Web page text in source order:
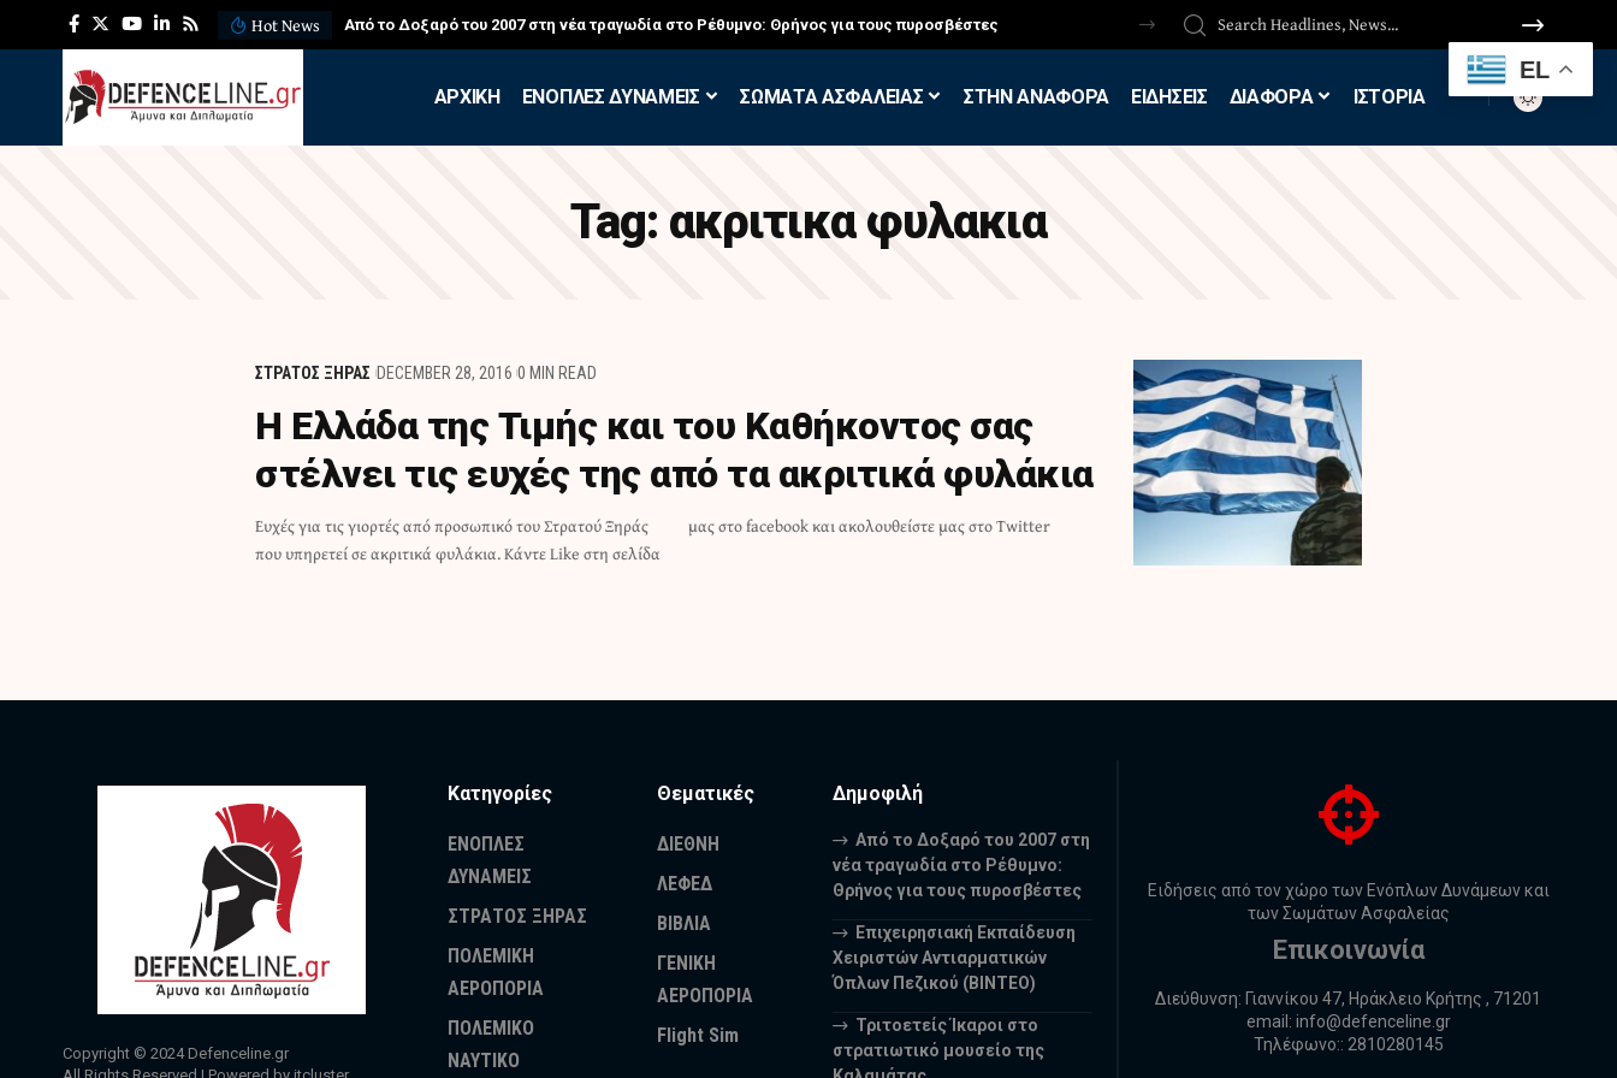
Hot News Από το Δοξαρό του 2007 στη νέα τραγωδία στο Ρέθυμνο: Θρήνος για τους πυροσβέστες
APXIKH ΕΝΟΠΛΕΣ ΔΥΝΑΜΕΙΣ ΣΩΜΑΤΑ ΑΣΦΑΛΕΙΑΣ ΣΤΗΝ ΑΝΑΦΟΡΑ ΕΙΔΗΣΕΙΣ ΔΙΑΦΟΡΑ ΙΣΤΟΡΙΑ
Tag: ακριτικα φυλακια
ΣΤΡΑΤΟΣ ΞΗΡΑΣ DECEMBER 28, 2016 0 MIN READ
Η Ελλάδα της Τιμής και του Καθήκοντος σας
στέλνει τις ευχές της από τα ακριτικά φυλάκια
Ευχές για τις γιορτές από προσωπικό του Στρατού Ξηράς
που υπηρετεί σε ακριτικά φυλάκια. Κάντε Like στη σελίδα
μας στο facebook και ακολουθείστε μας στο Twitter
Copyright © 2024 Defenceline.gr
Κατηγορίες
ΕΝΟΠΛΕΣ
ΔΥΝΑΜΕΙΣ
ΣΤΡΑΤΟΣ ΞΗΡΑΣ
ΠΟΛΕΜΙΚΗ
ΑΕΡΟΠΟΡΙΑ
ΠΟΛΕΜΙΚΟ
ΝΑΥΤΙΚΟ
Θεματικές
ΔΙΕΘΝΗ
ΛΕΦΕΔ
ΒΙΒΛΙΑ
ΓΕΝΙΚΗ
ΑΕΡΟΠΟΡΙΑ
Flight Sim
Δημοφιλή
Από το Δοξαρό του 2007 στη
νέα τραγωδία στο Ρέθυμνο:
Θρήνος για τους πυροσβέστες
Επιχειρησιακή Εκπαίδευση
Χειριστών Αντιαρματικών
Όπλων Πεζικού (ΒΙΝΤΕΟ)
Τριτοετείς Ίκαροι στο
στρατιωτικό μουσείο της
Ειδήσεις από τον χώρο των Ενόπλων Δυνάμεων και
των Σωμάτων Ασφαλείας
Επικοινωνία
Διεύθυνση: Γιαννίκου 47, Ηράκλειο Κρήτης , 71201
email: info@defenceline.gr
Τηλέφωνο:: 2810280145
EL